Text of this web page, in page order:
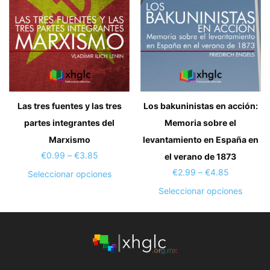
en
la
página
de
producto
elegir
en
la
página
Las tres fuentes y las tres
partes integrantes del
Marxismo
€0.99 – €3.85Price
€3.85
Seleccionar opcionesEste
Las
Los bakuninistas en acción:
Memoria sobre el
levantamiento en España en
el verano de 1873
€2.99 – €4.85Price
through
Seleccionar opcionesEste